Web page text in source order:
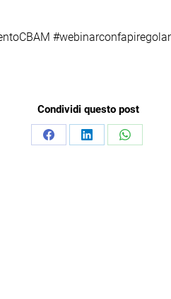
Condividi questo post
CondividiCondividiCondividi